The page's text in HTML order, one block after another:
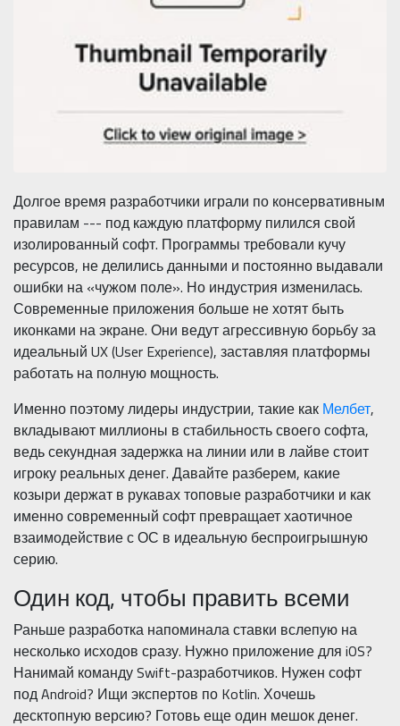
Долгое время разработчики играли по консервативным
правилам --- под каждую платформу пилился свой
изолированный софт. Программы требовали кучу
ресурсов, не делились данными и постоянно выдавали
ошибки на «чужом поле». Но индустрия изменилась.
Современные приложения больше не хотят быть
иконками на экране. Они ведут агрессивную борьбу за
идеальный UX (User Experience), заставляя платформы
работать на полную мощность.
Именно поэтому лидеры индустрии, такие какМелбет,
вкладывают миллионы в стабильность своего софта,
ведь секундная задержка на линии или в лайве стоит
игроку реальных денег. Давайте разберем, какие
козыри держат в рукавах топовые разработчики и как
именно современный софт превращает хаотичное
взаимодействие с ОС в идеальную беспроигрышную
серию.
Один код, чтобы править всеми
Раньше разработка напоминала ставки вслепую на
несколько исходов сразу. Нужно приложение для iOS?
Нанимай команду Swift-разработчиков. Нужен софт
под Android? Ищи экспертов по Kotlin. Хочешь
десктопную версию? Готовь еще один мешок денег.